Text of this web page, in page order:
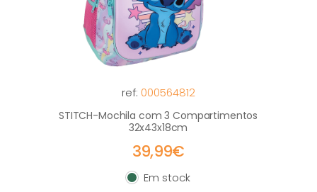
ref: 000564812
STITCH-Mochila com 3 Compartimentos
32x43x18cm
39,99€
Em stock
Em stock